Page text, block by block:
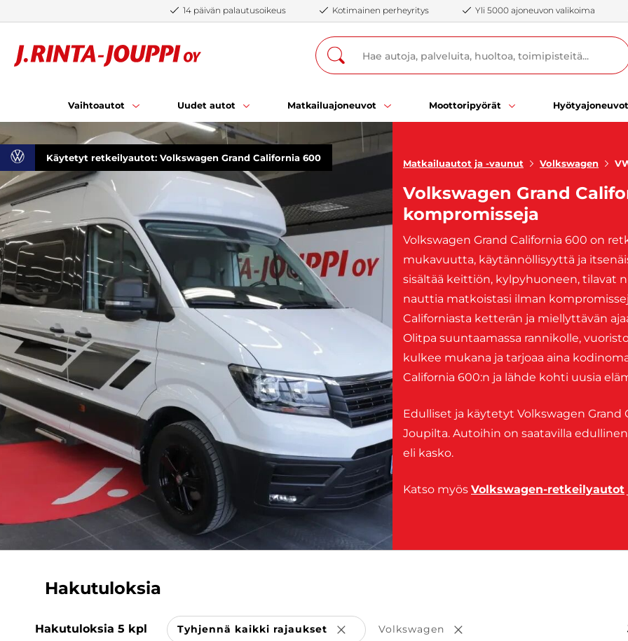
14 päivän palautusoikeus Kotimainen perheyritys Yli 5000 ajoneuvon valikoima
Vaihtoautot Uudet autot Matkailuajoneuvot Moottoripyörät Hyötyajoneuvot
Käytetyt retkeilyautot: Volkswagen Grand California 600
Matkailuautot ja -vaunut Volkswagen
Volkswagen Grand
kompromisseja
Volkswagen Grand California 600 on
mukavuutta, käytännöllisyyttä ja
sisältää keittiön, kylpyhuoneen,
nauttia matkoistasi ilman
Californiasta ketterän ja miellyttävän
Olitpa suuntaamassa rannikolle,
kulkee mukana ja tarjoaa aina
California 600:n ja lähde kohti uusia
Edulliset ja käytetyt Volkswagen
Joupilta. Autoihin on saatavilla edullinen
eli kasko.
Katso myös Volkswagen-retkeilyautot
Hakutuloksia
Hakutuloksia 5 kpl Tyhjennä kaikki rajaukset Poista valinta
Volkswagen Poista valinta